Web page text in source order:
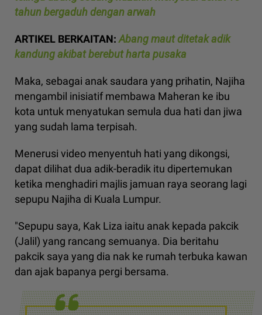
tahun bergaduh dengan arwah
ARTIKEL BERKAITAN:Abang maut ditetak adik
kandung akibat berebut harta pusaka
Maka, sebagai anak saudara yang prihatin, Najiha
mengambil inisiatif membawa Maheran ke ibu
kota untuk menyatukan semula dua hati dan jiwa
yang sudah lama terpisah.
Menerusi video menyentuh hati yang dikongsi,
dapat dilihat dua adik-beradik itu dipertemukan
ketika menghadiri majlis jamuan raya seorang lagi
sepupu Najiha di Kuala Lumpur.
"Sepupu saya, Kak Liza iaitu anak kepada pakcik
(Jalil) yang rancang semuanya. Dia beritahu
pakcik saya yang dia nak ke rumah terbuka kawan
dan ajak bapanya pergi bersama.